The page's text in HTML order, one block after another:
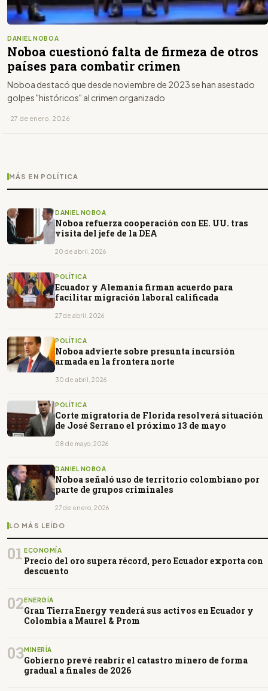
DANIEL NOBOA
Noboa cuestionó falta de firmeza de otros
países para combatir crimen
Noboa destacó que desde noviembre de 2023 se han asestado
golpes "históricos" al crimen organizado
· 27 de enero, 2026
MÁS EN POLÍTICA
DANIEL NOBOA
Noboa refuerza cooperación con EE. UU. tras
visita del jefe de la DEA
20 de abril, 2026
POLÍTICA
Ecuador y Alemania firman acuerdo para
facilitar migración laboral calificada
27 de abril, 2026
POLÍTICA
Noboa advierte sobre presunta incursión
armada en la frontera norte
30 de abril, 2026
POLÍTICA
Corte migratoria de Florida resolverá situación
de José Serrano el próximo 13 de mayo
08 de mayo, 2026
DANIEL NOBOA
Noboa señaló uso de territorio colombiano por
parte de grupos criminales
27 de enero, 2026
LO MÁS LEÍDO
01 ECONOMÍA
Precio del oro supera récord, pero Ecuador exporta con
descuento
02ENERGÍA
Gran Tierra Energy venderá sus activos en Ecuador y
Colombia a Maurel & Prom
03MINERÍA
Gobierno prevé reabrir el catastro minero de forma
gradual a finales de 2026